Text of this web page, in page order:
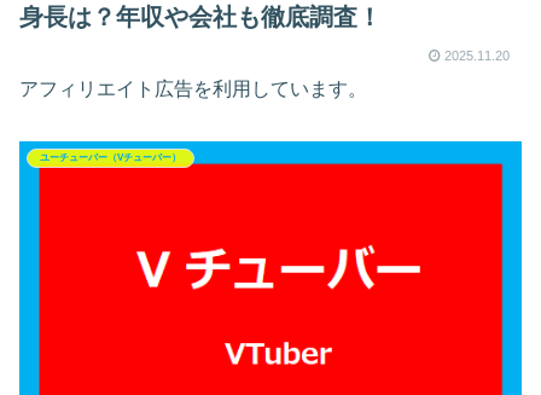
身長は？年収や会社も徹底調査！
2025.11.20
アフィリエイト広告を利用しています。
ユーチューバー（Vチューバー）